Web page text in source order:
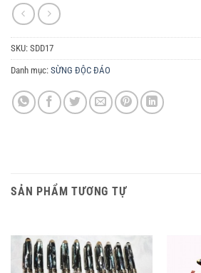
SKU: SDD17
Danh mục: SỪNG ĐỘC ĐÁO
SẢN PHẨM TƯƠNG TỰ